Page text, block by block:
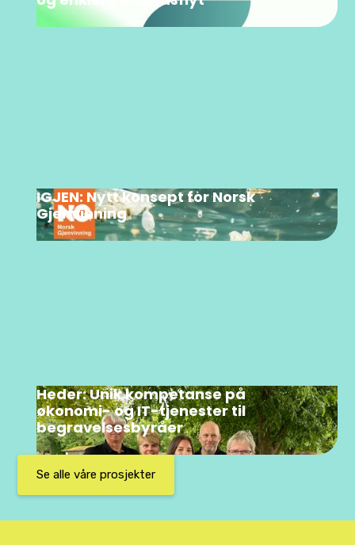
IGJEN: Nytt konsept for Norsk
Gjenvinning
Heder: Unik kompetanse på
økonomi- og IT-tjenester til
begravelsesbyråer
Se alle våre prosjekter